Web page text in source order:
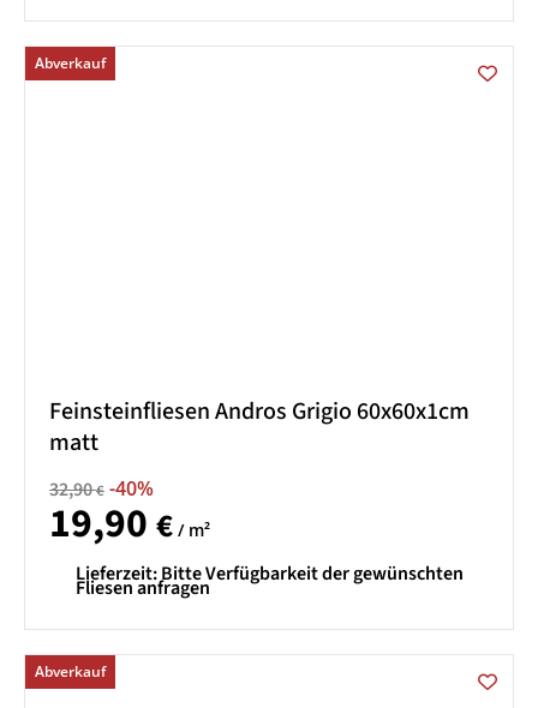
Abverkauf
Feinsteinfliesen Andros Grigio 60x60x1cm
matt
32,90€ -40%
19,90 € / m²
Lieferzeit:Bitte Verfügbarkeit der gewünschten
Fliesen anfragen
Abverkauf